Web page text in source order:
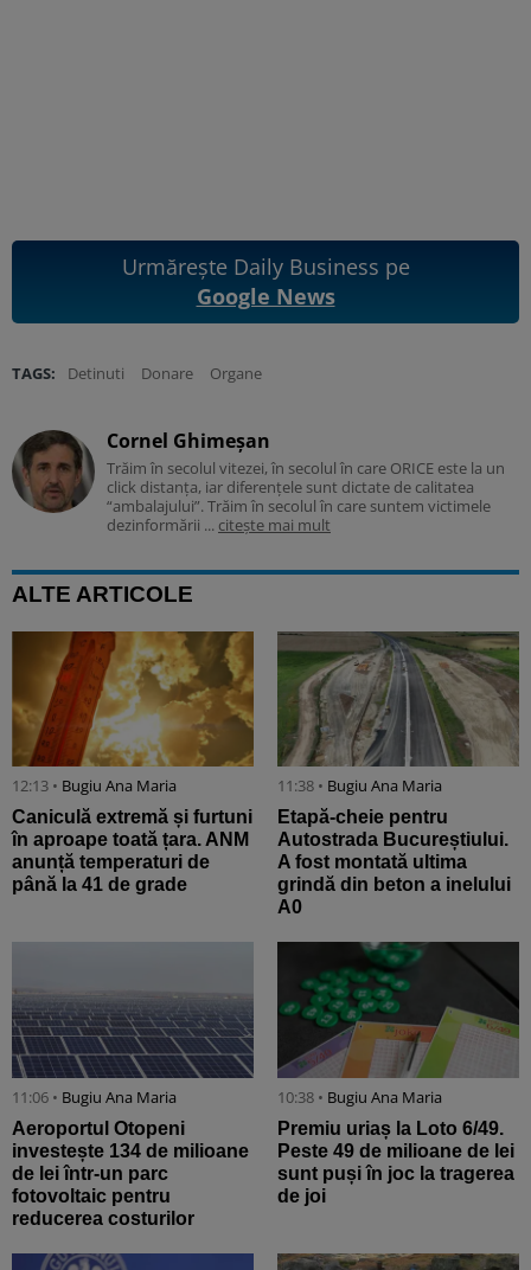
Urmărește Daily Business pe
Google News
TAGS: Detinuti Donare Organe
Cornel Ghimeșan
Trăim în secolul vitezei, în secolul în care ORICE este la un
click distanța, iar diferențele sunt dictate de calitatea
“ambalajului”. Trăim în secolul în care suntem victimele
dezinformării ... citește mai mult
ALTE ARTICOLE
12:13 • Bugiu ⁠Ana Maria
Caniculă extremă și furtuni
în aproape toată țara. ANM
anunță temperaturi de
până la 41 de grade
11:38 • Bugiu ⁠Ana Maria
Etapă-cheie pentru
Autostrada Bucureștiului.
A fost montată ultima
grindă din beton a inelului
A0
11:06 • Bugiu ⁠Ana Maria
Aeroportul Otopeni
investește 134 de milioane
de lei într-un parc
fotovoltaic pentru
reducerea costurilor
10:38 • Bugiu ⁠Ana Maria
Premiu uriaș la Loto 6/49.
Peste 49 de milioane de lei
sunt puși în joc la tragerea
de joi